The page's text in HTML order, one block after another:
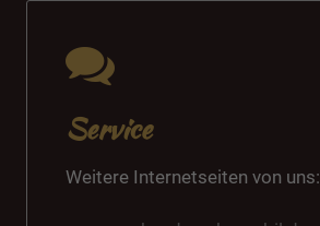
Service
Weitere Internetseiten von uns: